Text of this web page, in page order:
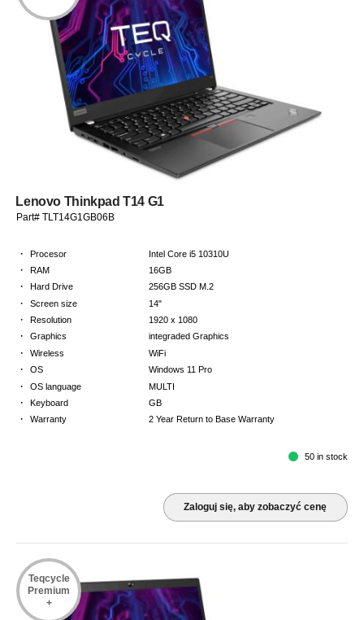
Lenovo Thinkpad T14 G1
Part# TLT14G1GB06B
· Procesor Intel Core i5 10310U
· RAM 16GB
· Hard Drive 256GB SSD M.2
· Screen size 14"
· Resolution 1920 x 1080
· Graphics integraded Graphics
· Wireless WiFi
· OS Windows 11 Pro
· OS language MULTI
· Keyboard GB
· Warranty 2 Year Return to Base Warranty
50 in stock
Zaloguj się, aby zobaczyć cenę
Teqcycle
Premium
+